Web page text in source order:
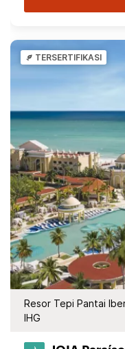
TERSERTIFIKASI
Resor Tepi Pantai
IHG